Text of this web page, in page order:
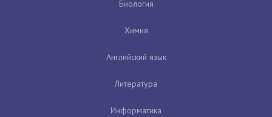
Биология
Химия
Английский язык
Литература
Информатика